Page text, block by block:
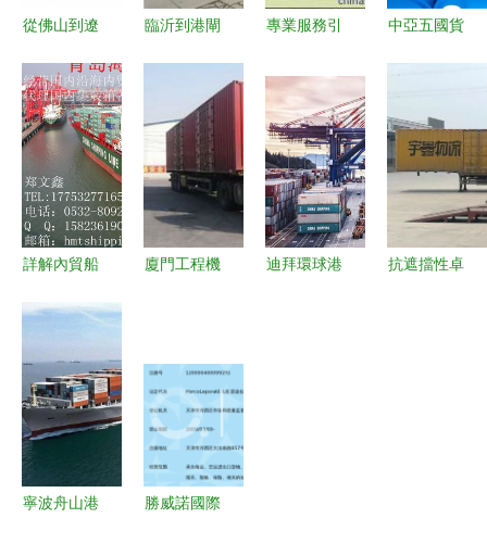
從佛山到遼
流企業如何
打通南北貨
物運輸通
道？
臨沂到港閘
公司 國內
貨物運輸代
理的專業之
選
專業服務引
——探訪上
海慧佳貨物
運輸代理
中亞五國貨
代理的全景
解析
詳解內貿船
輸的核心價
值
廈門工程機
路徑解析
應對超高大
型與超重運
迪拜環球港
抗遮擋性卓
寧波舟山港
勝威諾國際